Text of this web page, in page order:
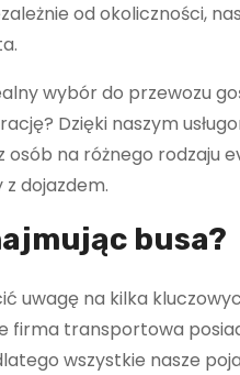
od okoliczności,
wybór do przewozu
Dzięki naszym
na różnego rodzaju
dojazdem.
busa?
uwagę na kilka
że firma transportowa
wszystkie nasze